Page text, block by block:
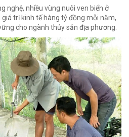
nghệ, nhiều vùng nuôi ven biển ở
trị kinh tế hàng tỷ đồng mỗi năm,
cho ngành thủy sản địa phương.